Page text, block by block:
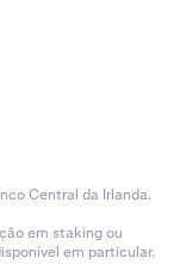
Central da Irlanda.
em staking ou
em particular.